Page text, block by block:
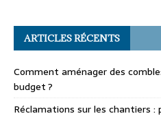
ARTICLES RÉCENTS
Comment aménager des
budget ?
Réclamations sur les chantiers :